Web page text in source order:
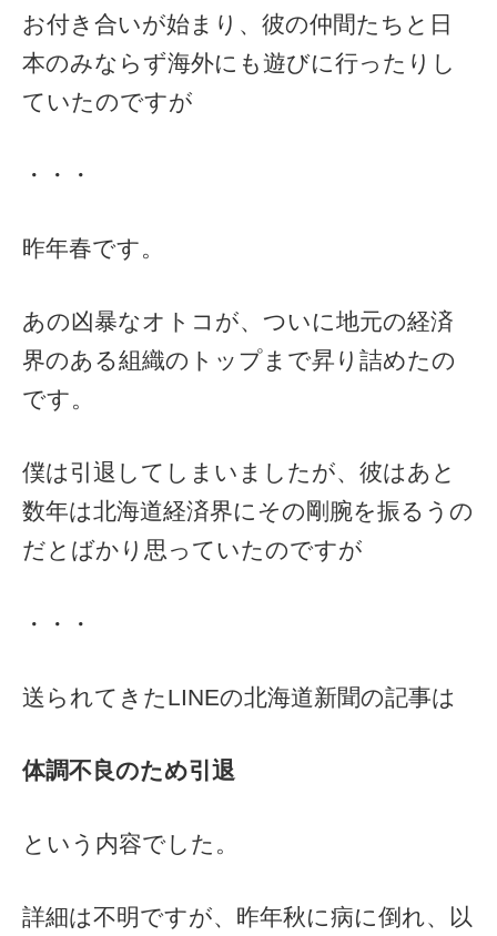
お付き合いが始まり、彼の仲間たちと日
本のみならず海外にも遊びに行ったりし
ていたのですが
・・・
昨年春です。
あの凶暴なオトコが、ついに地元の経済
界のある組織のトップまで昇り詰めたの
です。
僕は引退してしまいましたが、彼はあと
数年は北海道経済界にその剛腕を振るうの
だとばかり思っていたのですが
・・・
送られてきたLINEの北海道新聞の記事は
体調不良のため引退
という内容でした。
詳細は不明ですが、昨年秋に病に倒れ、以